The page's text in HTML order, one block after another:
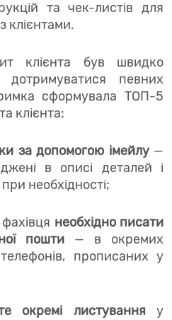
та чек-листів для
клієнтами.
клієнта був швидко
певних
сформувала ТОП-5
клієнта:
за допомогою імейлу—
в описі деталей і
необхідності;
необхідно писати
пошти — в окремих
прописаних у
окремі листування у